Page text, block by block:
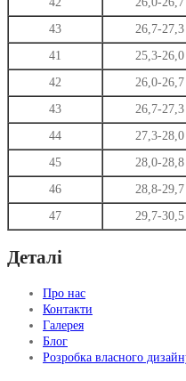
43
26,7-27,3
41
25,3-26,0
42 26,0-26,7
43
26,7-27,3
44
27,3-28,0
45
28,0-28,8
46
28,8-29,7
47
29,7-30,5
Деталі
Про нас
Контакти
Галерея
Блог
Розробка власного